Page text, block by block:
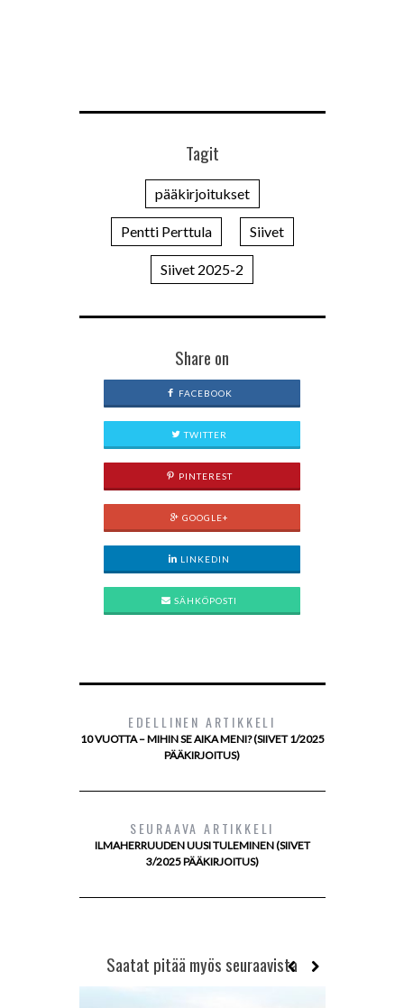
Tagit
pääkirjoitukset
Pentti Perttula Siivet
Siivet 2025-2
Share on
FACEBOOK
TWITTER
PINTEREST
GOOGLE+
LINKEDIN
SÄHKÖPOSTI
EDELLINEN ARTIKKELI
10 VUOTTA – MIHIN SE AIKA MENI? (SIIVET 1/2025
PÄÄKIRJOITUS)
SEURAAVA ARTIKKELI
ILMAHERRUUDEN UUSI TULEMINEN (SIIVET
3/2025 PÄÄKIRJOITUS)
Saatat pitää myös seuraavista